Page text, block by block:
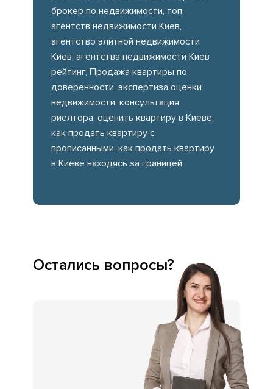
брокер по недвижимости, топ
агентств недвижимости Киев,
агентство элитной недвижимости
Киев, агентства недвижимости Киев
рейтинг, Продажа квартиры по
доверенности, экспертиза оценки
недвижимости, консультация
риелтора, оценить квартиру в Киеве,
как продать квартиру с
прописанными, как продать квартиру
в Киеве находясь за границей
Остались вопросы?